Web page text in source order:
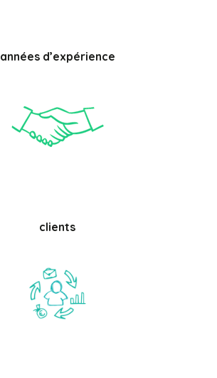
années d’expérience
clients